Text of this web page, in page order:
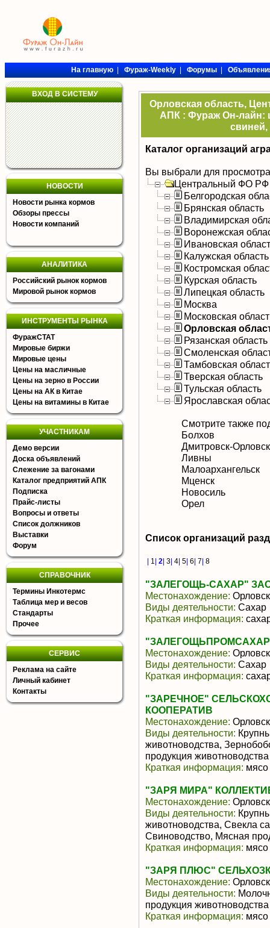
На главную|Фураж-Weekly|Форумы|
ВХОД В СИСТЕМУ
НОВОСТИ
Новости рынка кормов
Обзоры прессы
Новости компаний
АНАЛИТИКА
Российский рынок кормов
Мировой рынок кормов
ИНСТРУМЕНТЫ РЫНКА
ФуражСТАТ
Мировые биржи
Мировые цены
Цены на масличные
Цены на зерно в России
Цены на АК в Китае
Цены на витамины в Китае
УЧАСТНИКАМ
Демо версии
Доска объявлений
Слежение за вагонами
Каталог предприятий АПК
Подписка
Прайс-листы
Вопросы и ответы
Список должников
Выставки
Форум
СПРАВОЧНИК
Термины Инкотермс
Таблица мер и весов
Стандарты
Прочее
СЕРВИС
Реклама на сайте
Личный кабинет
Контакты
Орловская область,
АПК : Фураж Он-лайн:
Каталог организаций
Вы выбрали для
Центральный ФО РФ
Белгородская
Брянская область
Владимирская
Воронежская
Ивановская
Калужская область
Костромская
Курская область
Липецкая область
Москва
Московская
Орловская
Рязанская область
Смоленская
Тамбовская
Тверская область
Тульская область
Ярославская
Смотрите также
Болхов
Дмитровск-
Ливны
Малоархангельск
Мценск
Новосиль
Орел
Список организаций
1 2 3 4 5 6 7 8
"ЗАЛЕГОЩЬ-САХАР"
Местонахождение:
Виды деятельности: Сахар
Краткая информация:
Местонахождение:
Виды деятельности: Сахар
Краткая информация:
"ЗАРЕЧНОЕ"
КООПЕРАТИВ
Местонахождение:
Виды деятельности:
животноводства,
продукция животноводства
Краткая информация: мясо
"ЗАРЯ МИРА"
Местонахождение:
Виды деятельности:
животноводства, Свекла
Свиноводство, Мясная
Краткая информация: мясо
"ЗАРЯ ПЛЮС"
Местонахождение:
Виды деятельности:
продукция животноводства
Краткая информация: мясо